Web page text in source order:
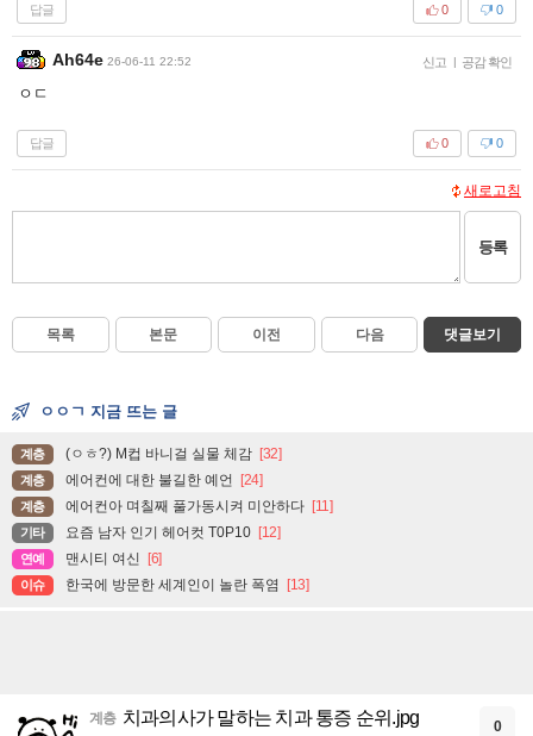
답글 0
0
Ah64e 26-06-11 22:52 신고 | 공감 확인
ㅇㄷ
답글 0
0
새로고침
등록
목록 본문 이전 다음 댓글보기
ㅇㅇㄱ 지금 뜨는 글
계층 (ㅇㅎ?) M컵 바니걸 실물 체감 [32]
계층 에어컨에 대한 불길한 예언 [24]
계층 에어컨아 며칠째 풀가동시켜 미안하다 [11]
기타 요즘 남자 인기 헤어컷 T0P10 [12]
연예 맨시티 여신 [6]
이슈 한국에 방문한 세계인이 놀란 폭염 [13]
계층 치과의사가 말하는 치과 통증 순위.jpg 0